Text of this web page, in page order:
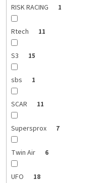
RISK RACING 1
Rtech 11
S3 15
sbs 1
SCAR 11
Supersprox 7
Twin Air 6
UFO 18